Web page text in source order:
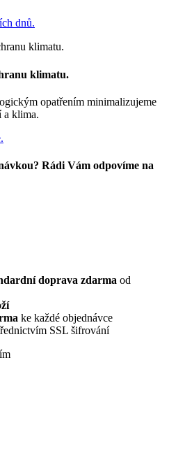
dnů.
klimatu.
opatřením minimalizujeme
a klima.
Rádi Vám odpovíme na
doprava zdarma od
ke každé objednávce
SSL šifrování